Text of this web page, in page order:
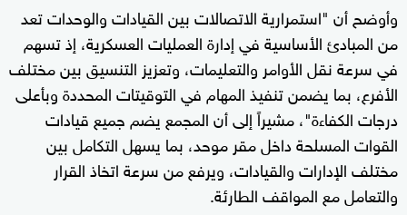
وأوضح أن "استمرارية الاتصالات بين القيادات والوحدات تعد
من المبادئ الأساسية في إدارة العمليات العسكرية، إذ تسهم
في سرعة نقل الأوامر والتعليمات، وتعزيز التنسيق بين مختلف
الأفرع، بما يضمن تنفيذ المهام في التوقيتات المحددة وبأعلى
درجات الكفاءة"، مشيراً إلى أن المجمع يضم جميع قيادات
القوات المسلحة داخل مقر موحد، بما يسهل التكامل بين
مختلف الإدارات والقيادات، ويرفع من سرعة اتخاذ القرار
والتعامل مع المواقف الطارئة.